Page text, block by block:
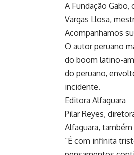
A Fundação
Vargas Llosa,
Acompanhamos
O autor peruano
do boom latino-
do peruano,
incidente.
Editora Alfaguara
Pilar Reyes,
Alfaguara,
“É com infinita